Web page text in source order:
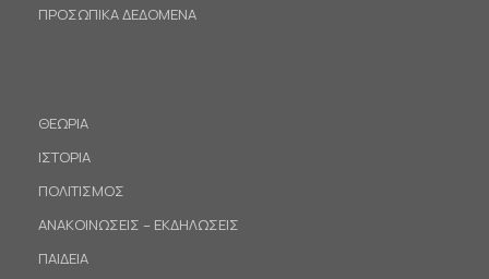
ΠΡΟΣΩΠΙΚΑ ΔΕΔΟΜΕΝΑ
ΘΕΩΡΙΑ
ΙΣΤΟΡΙΑ
ΠΟΛΙΤΙΣΜΟΣ
ΑΝΑΚΟΙΝΩΣΕΙΣ – ΕΚΔΗΛΩΣΕΙΣ
ΠΑΙΔΕΙΑ